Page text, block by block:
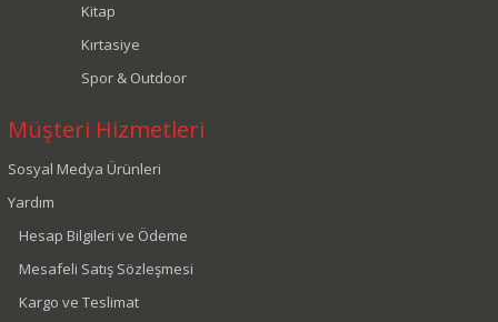
Kitap
Kırtasiye
Spor & Outdoor
Müşteri Hizmetleri
Sosyal Medya Ürünleri
Yardım
Hesap Bilgileri ve Ödeme
Mesafeli Satış Sözleşmesi
Kargo ve Teslimat